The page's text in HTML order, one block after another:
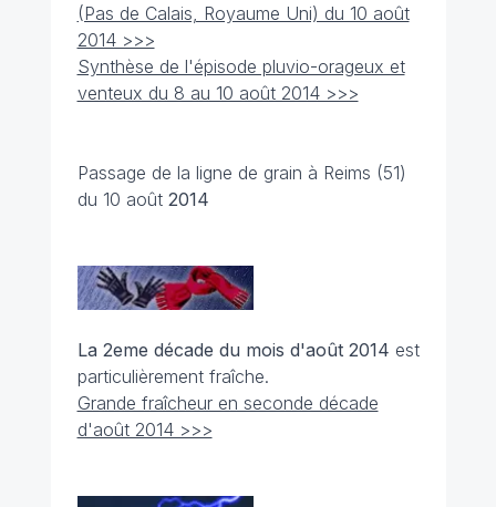
(Pas de Calais, Royaume Uni) du 10 août
2014 >>>
Synthèse de l'épisode pluvio-orageux et
venteux du 8 au 10 août 2014 >>>
Passage de la ligne de grain à Reims (51)
du 10 août 2014
La 2eme décade du mois d'août 2014 est
particulièrement fraîche.
Grande fraîcheur en seconde décade
d'août 2014 >>>